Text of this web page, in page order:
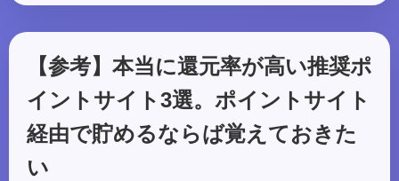
【参考】本当に還元率が高い推奨ポ
イントサイト3選。ポイントサイト
経由で貯めるならば覚えておきた
い